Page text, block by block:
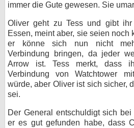
immer die Gute gewesen. Sie
Oliver geht zu Tess und gibt
Essen, meint aber, sie seien noch
er könne sich nun nicht
Verbindung bringen, da jeder
Arrow ist. Tess merkt, dass
Verbindung von Watchtower
würde, aber Oliver ist sich sicher,
sei.
Der General entschuldigt sich
er es gut gefunden habe, dass